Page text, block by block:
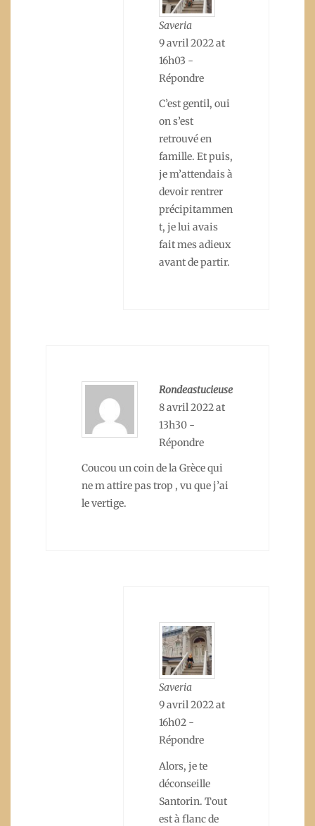
Saveria
9 avril 2022 at
16h03 -
Répondre
C’est gentil, oui
on s’est
retrouvé en
famille. Et puis,
je m’attendais à
devoir rentrer
précipitammen
t, je lui avais
fait mes adieux
avant de partir.
Rondeastucieuse
8 avril 2022 at
13h30 -
Répondre
Coucou un coin de la Grèce qui
ne m attire pas trop , vu que j’ai
le vertige.
Saveria
9 avril 2022 at
16h02 -
Répondre
Alors, je te
déconseille
Santorin. Tout
est à flanc de